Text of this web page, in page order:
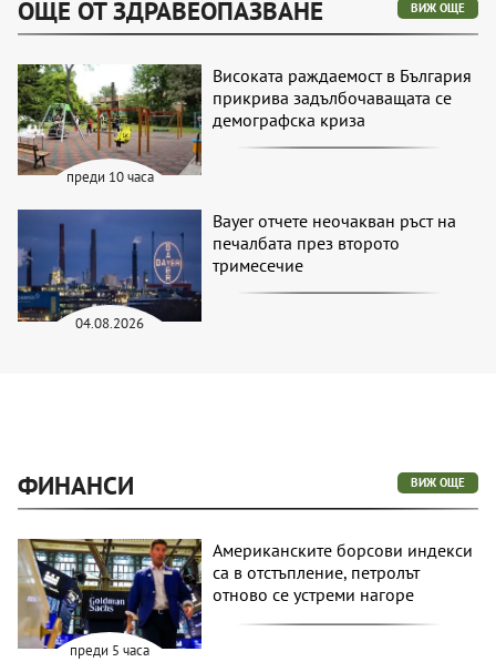
ОЩЕ ОТ ЗДРАВЕОПАЗВАНЕ ВИЖ ОЩЕ
преди 10 часа
Високата раждаемост в България
прикрива задълбочаващата се
демографска криза
04.08.2026
Bayer отчете неочакван ръст на
печалбата през второто
тримесечие
ФИНАНСИ ВИЖ ОЩЕ
преди 5 часа
Американските борсови индекси
са в отстъпление, петролът
отново се устреми нагоре